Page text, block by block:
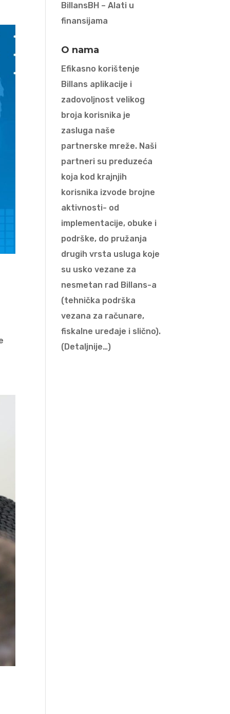
BillansBH – Alati u
finansijama
O nama
Efikasno korištenje
Billans aplikacije i
zadovoljnost velikog
broja korisnika je
zasluga naše
partnerske mreže. Naši
partneri su preduzeća
koja kod krajnjih
korisnika izvode brojne
aktivnosti- od
implementacije, obuke i
podrške, do pružanja
drugih vrsta usluga koje
su usko vezane za
nesmetan rad Billans-a
(tehnička podrška
vezana za računare,
fiskalne uređaje i slično).
(Detaljnije…)